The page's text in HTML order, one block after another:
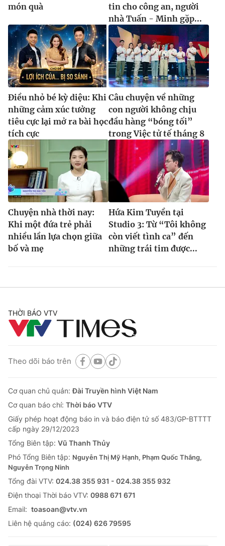
món quà
tin cho công an, người
nhà Tuấn - Minh gặp...
Điều nhỏ bé kỳ diệu: Khi
những cảm xúc tưởng
tiêu cực lại mở ra bài học
tích cực
Câu chuyện về những
con người không chịu
đầu hàng “bóng tối”
trong Việc tử tế tháng 8
Chuyện nhà thời nay:
Khi một đứa trẻ phải
nhiều lần lựa chọn giữa
bố và mẹ
Hứa Kim Tuyền tại
Studio 3: Từ “Tôi không
còn viết tình ca” đến
những trái tim được...
THỜI BÁO VTV
Theo dõi báo trên
Cơ quan chủ quản:Đài Truyền hình Việt Nam
Cơ quan báo chí: Thời báo VTV
Giấy phép hoạt động báo in và báo điện tử số 483/GP-BTTTT
cấp ngày 29/12/2023
Tổng Biên tập: Vũ Thanh Thủy
Phó Tổng Biên tập: Nguyễn Thị Mỹ Hạnh, Phạm Quốc Thắng,
Nguyễn Trọng Ninh
Tổng đài VTV: 024.38 355 931 - 024.38 355 932
Ðiện thoại Thời báo VTV: 0988 671 671
Email: toasoan@vtv.vn
Liên hệ quảng cáo: (024) 626 79595